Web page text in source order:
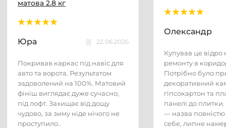
матова 2.8 кг
Юра 22.06.2026
Покривав каркас під навіс для
авто та ворота. Результатом
задоволений на 100%. Матовий
фініш виглядає дуже сучасно,
під лофт. Захищає від дощу
чудово, за зиму ніде нічого не
проступило..
Олександр
Купував це відро
ремонту в
Потрібно було
декоративний
гіпсокартон та
панелі до
— назва
себе, липне